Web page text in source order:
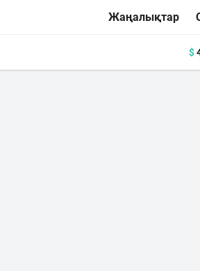
Жаңалықтар
$